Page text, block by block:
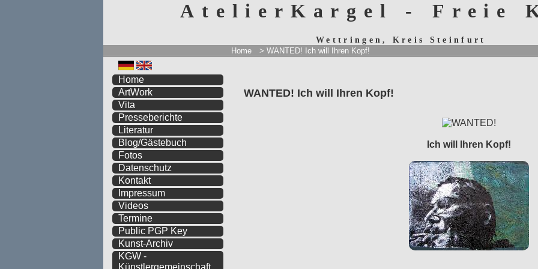
AtelierKargel - Freie
Wettringen, Kreis Steinfurt
Home > WANTED! Ich will Ihren Kopf!
WANTED! Ich will Ihren Kopf!
Ich will Ihren Kopf!
Home
ArtWork
Vita
Presseberichte
Literatur
Blog/Gästebuch
Fotos
Datenschutz
Kontakt
Impressum
Videos
Termine
Public PGP Key
Kunst-Archiv
KGW -